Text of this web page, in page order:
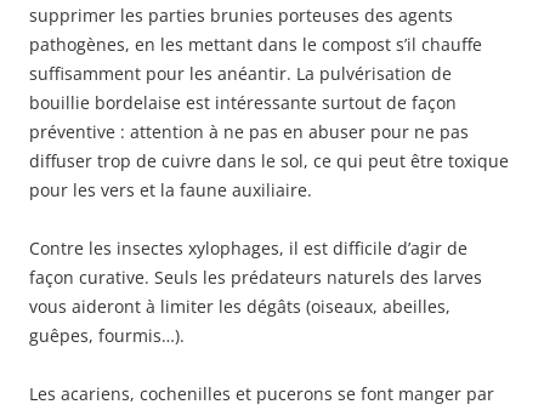
supprimer les parties brunies porteuses des agents
pathogènes, en les mettant dans le compost s’il chauffe
suffisamment pour les anéantir. La pulvérisation de
bouillie bordelaise est intéressante surtout de façon
préventive : attention à ne pas en abuser pour ne pas
diffuser trop de cuivre dans le sol, ce qui peut être toxique
pour les vers et la faune auxiliaire.
Contre les insectes xylophages, il est difficile d’agir de
façon curative. Seuls les prédateurs naturels des larves
vous aideront à limiter les dégâts (oiseaux, abeilles,
guêpes, fourmis…).
Les acariens, cochenilles et pucerons se font manger par